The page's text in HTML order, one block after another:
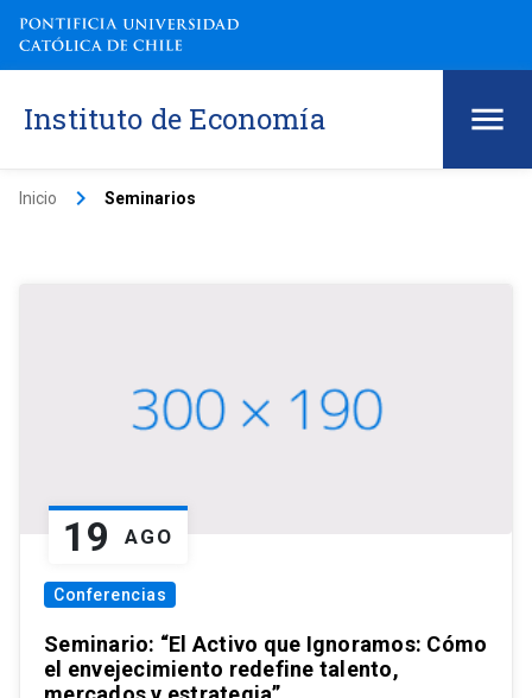
Instituto de Economía
Inicio keyboard_arrow_right Seminarios
19 AGO
Conferencias
Seminario: “El Activo que Ignoramos: Cómo
el envejecimiento redefine talento,